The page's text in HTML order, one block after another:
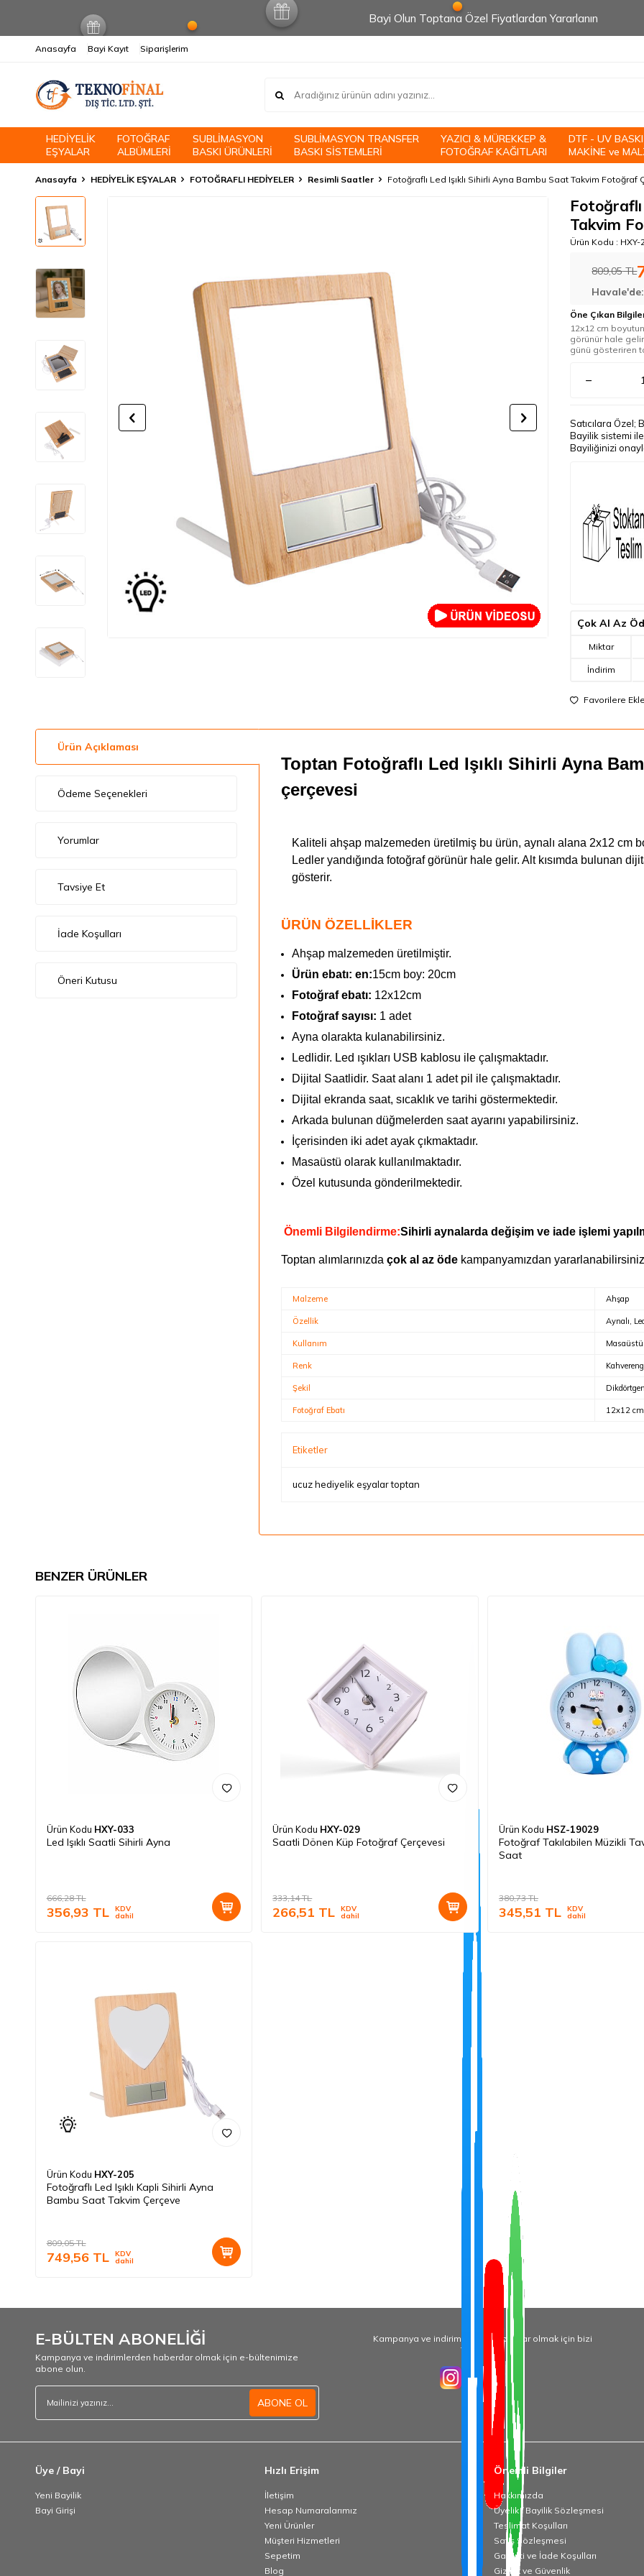
Bayi Olun Toptana Özel Fiyatlardan Yararlanın
Anasayfa Bayi Kayıt Siparişlerim
HEDİYELİK
EŞYALAR
FOTOĞRAF
ALBÜMLERİ
SUBLİMASYON
BASKI ÜRÜNLERİ
SUBLİMASYON TRANSFER
BASKI SİSTEMLERİ
YAZICI & MÜREKKEP &
FOTOĞRAF KAĞITLARI
DTF - UV BASKI
MAKİNE ve
Anasayfa HEDİYELİK EŞYALAR FOTOĞRAFLI HEDİYELER Resimli Saatler Fotoğraflı Led Işıklı Sihirli Ayna Bambu Saat Takvim Fotoğraf
Takvim
Ürün Kodu : HXY-
809,05TL
Havale'de:
Öne Çıkan
12x12 cm
görünür hale
günü gösteriren
Satıcılara Özel;
Bayilik sistemi
Bayiliğinizi
Çok Al Az
Miktar
İndirim
Favorilere Ekle
Ürün Açıklaması
Ödeme Seçenekleri
Yorumlar
Tavsiye Et
İade Koşulları
Öneri Kutusu
Toptan Fotoğraflı Led Işıklı Sihirli Ayna
çerçevesi
Kaliteli ahşap malzemeden üretilmiş bu ürün, aynalı alana 2x12 cm
Ledler yandığında fotoğraf görünür hale gelir. Alt kısımda bulunan
gösterir.
ÜRÜN ÖZELLİKLER
Ahşap malzemeden üretilmiştir.
Ürün ebatı: en:15cm boy: 20cm
Fotoğraf ebatı: 12x12cm
Fotoğraf sayısı: 1 adet
Ayna olarakta kulanabilirsiniz.
Ledlidir. Led ışıkları USB kablosu ile çalışmaktadır.
Dijital Saatlidir. Saat alanı 1 adet pil ile çalışmaktadır.
Dijital ekranda saat, sıcaklık ve tarihi göstermektedir.
Arkada bulunan düğmelerden saat ayarını yapabilirsiniz.
İçerisinden iki adet ayak çıkmaktadır.
Masaüstü olarak kullanılmaktadır.
Özel kutusunda gönderilmektedir.
Önemli Bilgilendirme:Sihirli aynalarda değişim ve iade işlemi
Toptan alımlarınızdaçok al az öde kampanyamızdan
Malzeme Ahşap
Özellik Aynalı,
Kullanım Masaüstü
Renk
Şekil Dikdörtgen
Fotoğraf Ebatı 12x12 cm
Etiketler
ucuz hediyelik eşyalar toptan
BENZER ÜRÜNLER
Ürün Kodu HXY-033
Led Işıklı Saatli Sihirli Ayna
666,28TL
356,93 TL KDV
dahil
Ürün Kodu HXY-029
Saatli Dönen Küp Fotoğraf Çerçevesi
333,14TL
266,51 TL KDV
dahil
Ürün Kodu HSZ-19029
Fotoğraf Takılabilen Müzikli
Saat
380,73TL
345,51 TL KDV
dahil
Ürün Kodu HXY-205
Fotoğraflı Led Işıklı Kapli Sihirli Ayna
Bambu Saat Takvim Çerçeve
809,05TL
749,56TL KDV
dahil
E-BÜLTEN ABONELİĞİ
Kampanya ve indirimlerden haberdar olmak için e-bültenimize
abone olun.
ABONE OL
Kampanya ve indirimlerden haberdar olmak için bizi
Takip Edin!
Üye / Bayi
Yeni Bayilik
Bayi Girişi
Hızlı Erişim
İletişim
Hesap Numaralarımız
Yeni Ürünler
Müşteri Hizmetleri
Sepetim
Blog
Önemli Bilgiler
Hakkımızda
Üyelik / Bayilik Sözleşmesi
Teslimat Koşulları
Satış Sözleşmesi
Garanti ve İade Koşulları
Gizlilik ve Güvenlik